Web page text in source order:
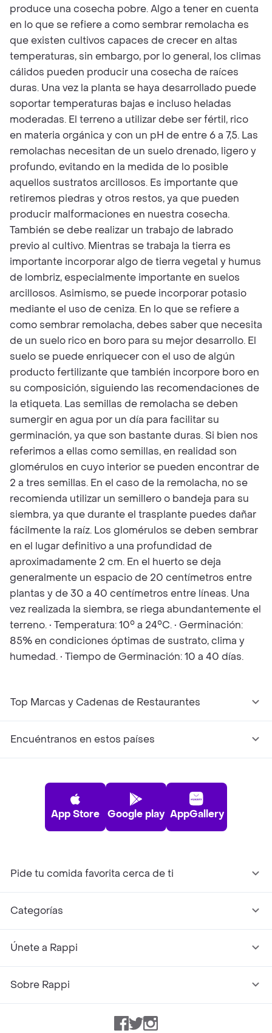
produce una cosecha pobre. Algo a tener en cuenta
en lo que se refiere a como sembrar remolacha es
que existen cultivos capaces de crecer en altas
temperaturas, sin embargo, por lo general, los climas
cálidos pueden producir una cosecha de raíces
duras. Una vez la planta se haya desarrollado puede
soportar temperaturas bajas e incluso heladas
moderadas. El terreno a utilizar debe ser fértil, rico
en materia orgánica y con un pH de entre 6 a 7,5. Las
remolachas necesitan de un suelo drenado, ligero y
profundo, evitando en la medida de lo posible
aquellos sustratos arcillosos. Es importante que
retiremos piedras y otros restos, ya que pueden
producir malformaciones en nuestra cosecha.
También se debe realizar un trabajo de labrado
previo al cultivo. Mientras se trabaja la tierra es
importante incorporar algo de tierra vegetal y humus
de lombriz, especialmente importante en suelos
arcillosos. Asimismo, se puede incorporar potasio
mediante el uso de ceniza. En lo que se refiere a
como sembrar remolacha, debes saber que necesita
de un suelo rico en boro para su mejor desarrollo. El
suelo se puede enriquecer con el uso de algún
producto fertilizante que también incorpore boro en
su composición, siguiendo las recomendaciones de
la etiqueta. Las semillas de remolacha se deben
sumergir en agua por un día para facilitar su
germinación, ya que son bastante duras. Si bien nos
referimos a ellas como semillas, en realidad son
glomérulos en cuyo interior se pueden encontrar de
2 a tres semillas. En el caso de la remolacha, no se
recomienda utilizar un semillero o bandeja para su
siembra, ya que durante el trasplante puedes dañar
fácilmente la raíz. Los glomérulos se deben sembrar
en el lugar definitivo a una profundidad de
aproximadamente 2 cm. En el huerto se deja
generalmente un espacio de 20 centímetros entre
plantas y de 30 a 40 centímetros entre líneas. Una
vez realizada la siembra, se riega abundantemente el
terreno. • Temperatura: 10° a 24°C. • Germinación:
85% en condiciones óptimas de sustrato, clima y
humedad. • Tiempo de Germinación: 10 a 40 días.
Top Marcas y Cadenas de Restaurantes
Encuéntranos en estos países
App Store Google play AppGallery
Pide tu comida favorita cerca de ti
Categorías
Únete a Rappi
Sobre Rappi
Facebook
TwitterInstagram